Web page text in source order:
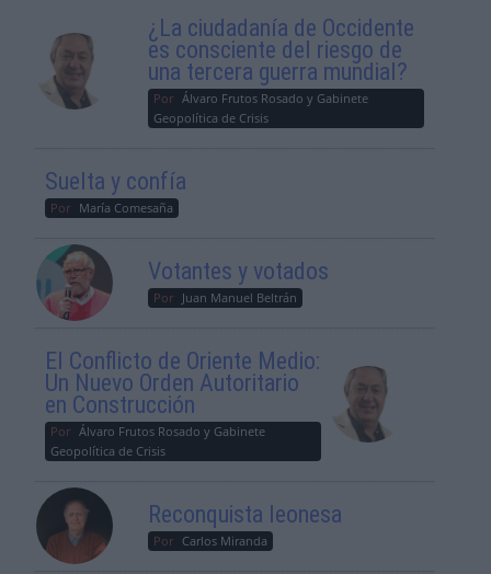
¿La ciudadanía de Occidente
es consciente del riesgo de
una tercera guerra mundial?
Por Álvaro Frutos Rosado y Gabinete
Geopolítica de Crisis
Suelta y confía
Por María Comesaña
Votantes y votados
Por Juan Manuel Beltrán
El Conflicto de Oriente Medio:
Un Nuevo Orden Autoritario
en Construcción
Por Álvaro Frutos Rosado y Gabinete
Geopolítica de Crisis
Reconquista leonesa
Por Carlos Miranda